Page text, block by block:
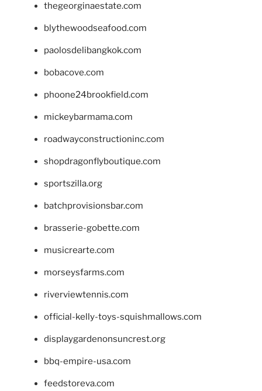
thegeorginaestate.com
blythewoodseafood.com
paolosdelibangkok.com
bobacove.com
phoone24brookfield.com
mickeybarmama.com
roadwayconstructioninc.com
shopdragonflyboutique.com
sportszilla.org
batchprovisionsbar.com
brasserie-gobette.com
musicrearte.com
morseysfarms.com
riverviewtennis.com
official-kelly-toys-squishmallows.com
displaygardenonsuncrest.org
bbq-empire-usa.com
feedstoreva.com